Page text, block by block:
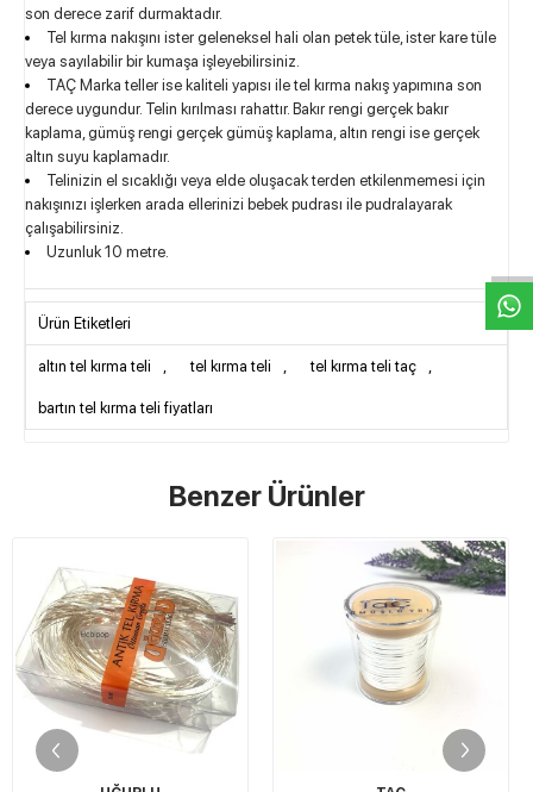
son derece zarif durmaktadır.
Tel kırma nakışını ister geleneksel hali olan petek tüle, ister kare tüle
veya sayılabilir bir kumaşa işleyebilirsiniz.
TAÇ Marka teller ise kaliteli yapısı ile tel kırma nakış yapımına son
derece uygundur. Telin kırılması rahattır. Bakır rengi gerçek bakır
kaplama, gümüş rengi gerçek gümüş kaplama, altın rengi ise gerçek
altın suyu kaplamadır.
Telinizin el sıcaklığı veya elde oluşacak terden etkilenmemesi için
nakışınızı işlerken arada ellerinizi bebek pudrası ile pudralayarak
çalışabilirsiniz.
Uzunluk 10 metre.
Ürün Etiketleri
altın tel kırma teli , tel kırma teli , tel kırma teli taç ,
bartın tel kırma teli fiyatları
Benzer Ürünler
%5
indirimli